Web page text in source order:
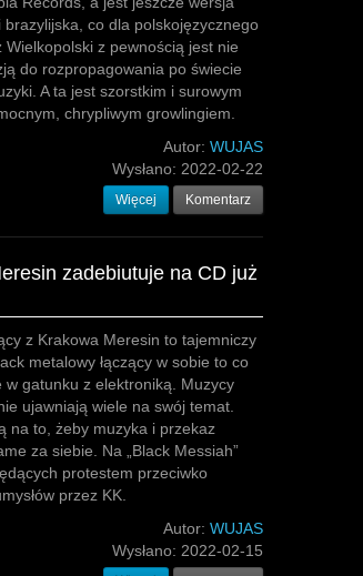
brazylijska, co dla polskojęzycznego
Wielkopolski z pewnością jest nie
do rozpropagowania po świecie
A ta jest szorstkim i surowym
chrypliwym growlingiem.
Autor: WUJAS
Wysłano: 2022-02-22
Więcej Komentarz
zadebiutuje na CD już
z Krakowa Meresin to tajemniczy
metalowy łączący w sobie to co
w gatunku z elektroniką. Muzycy
ujawniają wiele na swój temat.
na to, żeby muzyka i przekaz
za siebie. Na „Black Messiah”
protestem przeciwko
przez KK.
Autor: WUJAS
Wysłano: 2022-02-15